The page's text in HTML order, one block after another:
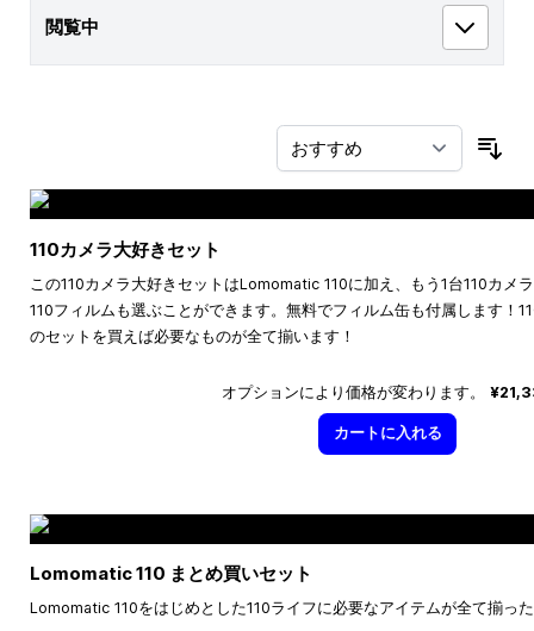
閲覧中
110カメラ大好きセット
この110カメラ大好きセットはLomomatic 110に加え、もう1台110カメ
110フィルムも選ぶことができます。無料でフィルム缶も付属します！
のセットを買えば必要なものが全て揃います！
オプションにより価格が変わります。
カートに入れる
Lomomatic 110 まとめ買いセット
Lomomatic 110をはじめとした110ライフに必要なアイテムが全て揃っ